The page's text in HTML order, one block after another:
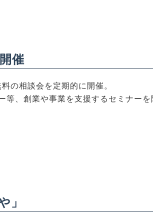
催
の相談会を定期的に開催。
、創業や事業を支援するセミナーを
」